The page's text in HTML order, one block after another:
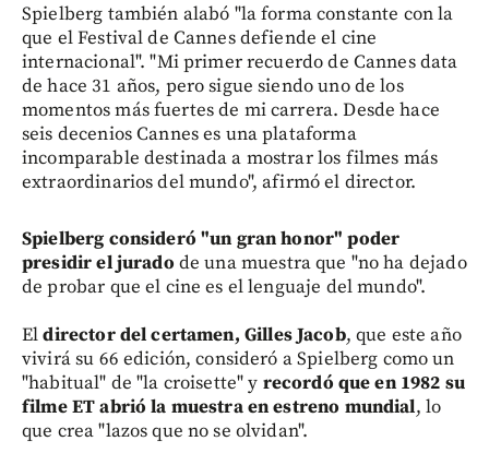
Spielberg también alabó "la forma constante con la
que el Festival de Cannes defiende el cine
internacional". "Mi primer recuerdo de Cannes data
de hace 31 años, pero sigue siendo uno de los
momentos más fuertes de mi carrera. Desde hace
seis decenios Cannes es una plataforma
incomparable destinada a mostrar los filmes más
extraordinarios del mundo", afirmó el director.
Spielberg consideró "un gran honor" poder
presidir el jurado de una muestra que "no ha dejado
de probar que el cine es el lenguaje del mundo".
Eldirector del certamen, Gilles Jacob, que este año
vivirá su 66 edición, consideró a Spielberg como un
"habitual" de "la croisette" y recordó que en 1982 su
filme ET abrió la muestra en estreno mundial, lo
que crea "lazos que no se olvidan".